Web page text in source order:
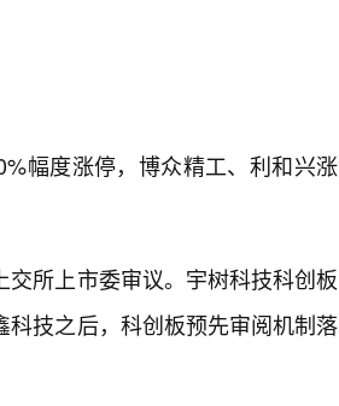
幅度涨停，博众精工、利和兴涨
所上市委审议。宇树科技科创板
技之后，科创板预先审阅机制落